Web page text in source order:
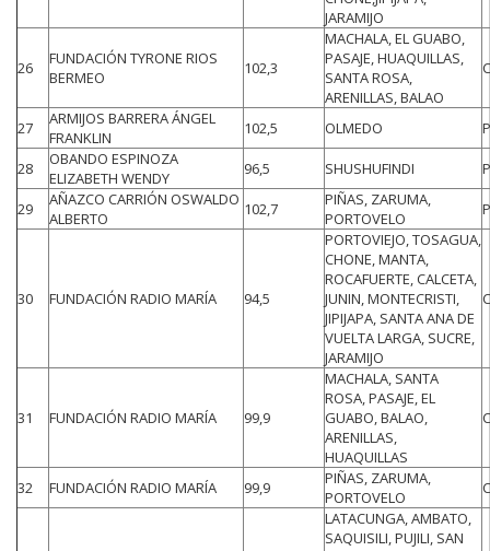
JARAMIJO
26
FUNDACIÓN TYRONE RIOS
BERMEO
102,3
MACHALA, EL GUABO,
PASAJE, HUAQUILLAS,
SANTA ROSA,
ARENILLAS, BALAO
27
ARMIJOS BARRERA ÁNGEL
FRANKLIN
102,5 OLMEDO
28
OBANDO ESPINOZA
ELIZABETH WENDY
96,5 SHUSHUFINDI
29
AÑAZCO CARRIÓN OSWALDO
ALBERTO
102,7
PIÑAS, ZARUMA,
PORTOVELO
30 FUNDACIÓN RADIO MARÍA 94,5
PORTOVIEJO, TOSAGUA,
CHONE, MANTA,
ROCAFUERTE, CALCETA,
JUNIN, MONTECRISTI,
JIPIJAPA, SANTA ANA DE
VUELTA LARGA, SUCRE,
JARAMIJO
31 FUNDACIÓN RADIO MARÍA 99,9
MACHALA, SANTA
ROSA, PASAJE, EL
GUABO, BALAO,
ARENILLAS,
HUAQUILLAS
32 FUNDACIÓN RADIO MARÍA 99,9
PIÑAS, ZARUMA,
PORTOVELO
LATACUNGA, AMBATO,
SAQUISILI, PUJILI, SAN